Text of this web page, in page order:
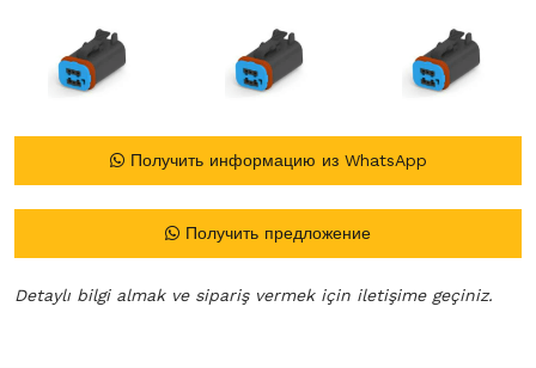
Получить информацию из WhatsApp
Получить предложение
Detaylı bilgi almak ve sipariş vermek için iletişime geçiniz.